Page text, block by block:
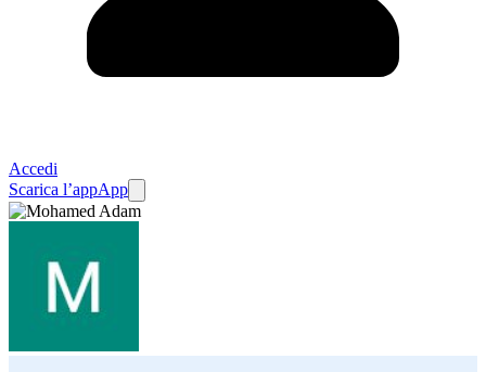
Accedi
Scarica l’appApp